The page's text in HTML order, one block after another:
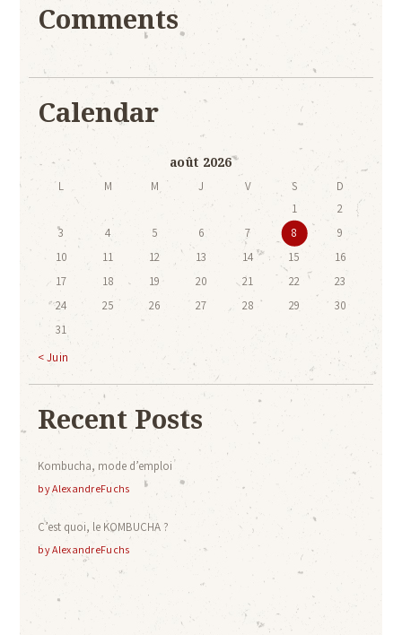
Comments
Calendar
août 2026
L M M J V S
D
1
2
3
4 5 6 7 8
9
10
11 12 13 14 15
16
17
18 19 20 21 22
23
24
25 26 27 28 29
30
31
« Juin
Recent Posts
Kombucha, mode d’emploi
byAlexandreFuchs
C’est quoi, le KOMBUCHA ?
byAlexandreFuchs